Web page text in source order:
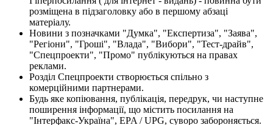
розміщена в підзаголовку або в першому абзаці
матеріалу.
Новини з позначками "Думка", "Експертиза", "Заява",
"Регіони", "Гроші", "Влада", "Вибори", "Тест-драйв",
"Спецпроекти", "Промо" публікуються на правах
реклами.
Розділ Спецпроекти створюється спільно з
комерційними партнерами.
Будь яке копіювання, публікація, передрук, чи наступне
поширення інформації, що містить посилання на
"Інтерфакс-Україна", EPA / UPG, суворо забороняється.